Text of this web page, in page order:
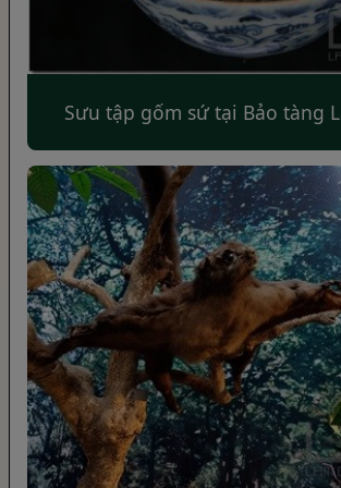
Sưu tập gốm sứ tại Bảo tàng